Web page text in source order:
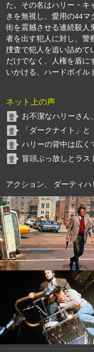
た。その名はハリー・キ
きを無視し、愛用の44マ
街を震撼させる連続殺人
者を出す犯人に対し、警
捜査で犯人を追い詰めて
だけでなく、人権を盾に
いかける、ハードボイル
ネット上の声
お不潔なハリーさん
「ダークナイト」
ハリーの背中は広く
冒頭ぶっ放しとラス
アクション、 ダーティハ